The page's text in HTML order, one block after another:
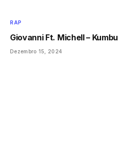
RAP
Giovanni Ft. Michell – Kumbu
Dezembro 15, 2024